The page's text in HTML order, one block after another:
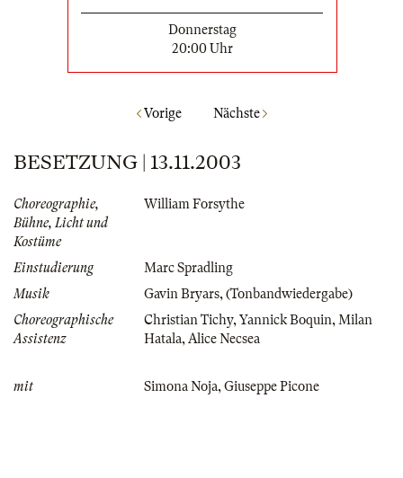
Donnerstag
20:00 Uhr
Vorige Nächste
BESETZUNG | 13.11.2003
Choreographie,
Bühne, Licht und
Kostüme
William Forsythe
Einstudierung
Marc Spradling
Musik
Gavin Bryars, (Tonbandwiedergabe)
Choreographische
Assistenz
Christian Tichy, Yannick Boquin, Milan
Hatala, Alice Necsea
mit Simona Noja, Giuseppe Picone